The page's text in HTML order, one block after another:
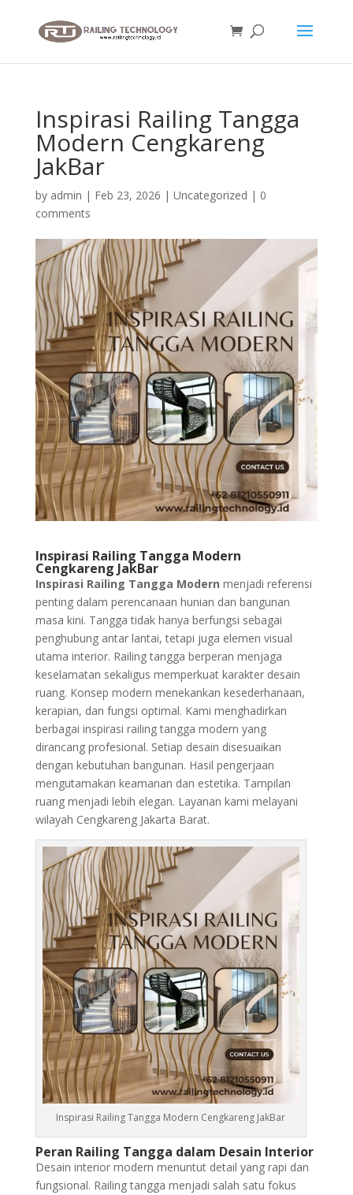
Inspirasi Railing Tangga
Modern Cengkareng
JakBar
by admin | Feb 23, 2026 | Uncategorized | 0
comments
Inspirasi Railing Tangga Modern
Cengkareng JakBar
Inspirasi Railing Tangga Modern menjadi referensi
penting dalam perencanaan hunian dan bangunan
masa kini. Tangga tidak hanya berfungsi sebagai
penghubung antar lantai, tetapi juga elemen visual
utama interior. Railing tangga berperan menjaga
keselamatan sekaligus memperkuat karakter desain
ruang. Konsep modern menekankan kesederhanaan,
kerapian, dan fungsi optimal. Kami menghadirkan
berbagai inspirasi railing tangga modern yang
dirancang profesional. Setiap desain disesuaikan
dengan kebutuhan bangunan. Hasil pengerjaan
mengutamakan keamanan dan estetika. Tampilan
ruang menjadi lebih elegan. Layanan kami melayani
wilayah Cengkareng Jakarta Barat.
Inspirasi Railing Tangga Modern Cengkareng JakBar
Peran Railing Tangga dalam Desain Interior
Desain interior modern menuntut detail yang rapi dan
fungsional. Railing tangga menjadi salah satu fokus